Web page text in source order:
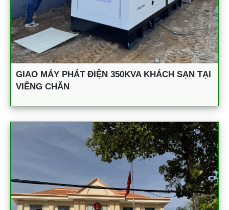
GIAO MÁY PHÁT ĐIỆN 350KVA KHÁCH SẠN TẠI
VIÊNG CHĂN